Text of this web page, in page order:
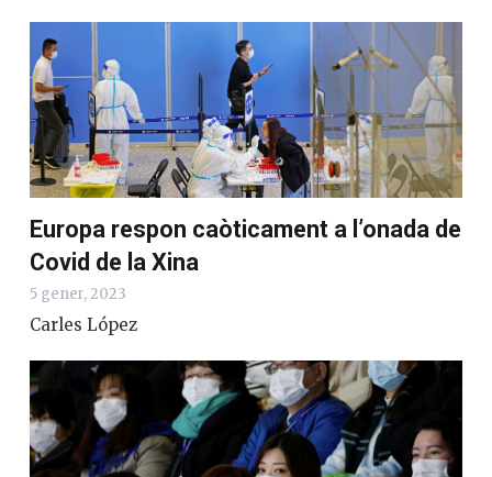
Europa respon caòticament a l’onada de
Covid de la Xina
5 gener, 2023
Carles López